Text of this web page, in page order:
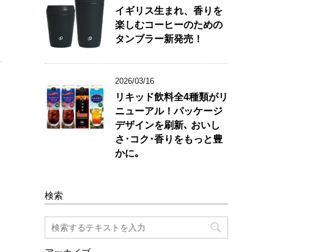
イギリス生まれ、香りを
楽しむコーヒーのための
タンブラー新発売！
2026/03/16
リキッド飲料全4種類がリ
ニューアル！パッケージ
デザインを刷新､ おいし
さ･コク･香りをもっと豊
かに｡
検索